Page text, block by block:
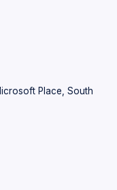
Place, South